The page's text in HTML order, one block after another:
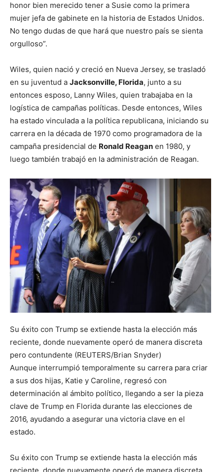
honor bien merecido tener a Susie como la primera
mujer jefa de gabinete en la historia de Estados Unidos.
No tengo dudas de que hará que nuestro país se sienta
orgulloso”.
Wiles, quien nació y creció en Nueva Jersey, se trasladó
en su juventud a Jacksonville, Florida, junto a su
entonces esposo, Lanny Wiles, quien trabajaba en la
logística de campañas políticas. Desde entonces, Wiles
ha estado vinculada a la política republicana, iniciando su
carrera en la década de 1970 como programadora de la
campaña presidencial de Ronald Reagan en 1980, y
luego también trabajó en la administración de Reagan.
Su éxito con Trump se extiende hasta la elección más
reciente, donde nuevamente operó de manera discreta
pero contundente (REUTERS/Brian Snyder)
Aunque interrumpió temporalmente su carrera para criar
a sus dos hijas, Katie y Caroline, regresó con
determinación al ámbito político, llegando a ser la pieza
clave de Trump en Florida durante las elecciones de
2016, ayudando a asegurar una victoria clave en el
estado.
Su éxito con Trump se extiende hasta la elección más